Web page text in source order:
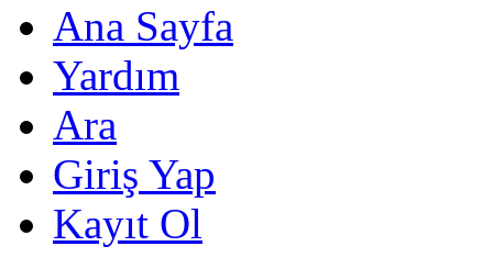
Ana Sayfa
Yardım
Ara
Giriş Yap
Kayıt Ol